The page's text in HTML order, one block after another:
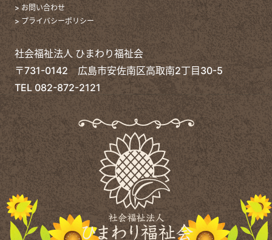
> お問い合わせ
> プライバシーポリシー
社会福祉法人 ひまわり福祉会
〒731-0142 広島市安佐南区高取南2丁目30-5
TEL 082-872-2121